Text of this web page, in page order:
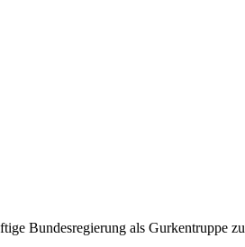
Bundesregierung als Gurkentruppe